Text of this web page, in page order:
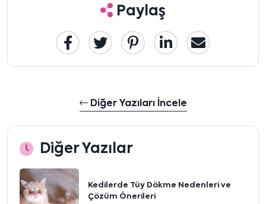
Paylaş
Diğer Yazıları İncele
Diğer Yazılar
Kedilerde Tüy Dökme Nedenleri ve
Çözüm Önerileri